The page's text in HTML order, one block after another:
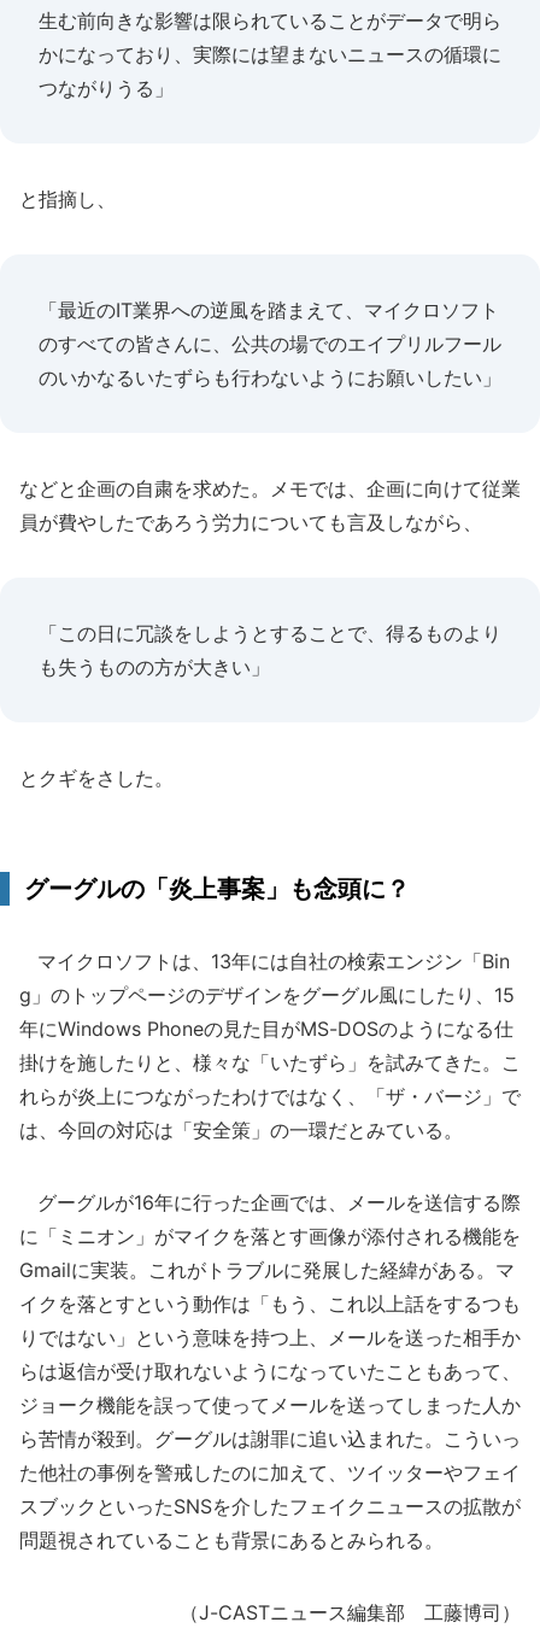
生む前向きな影響は限られていることがデータで明ら
かになっており、実際には望まないニュースの循環に
つながりうる」
と指摘し、
「最近のIT業界への逆風を踏まえて、マイクロソフト
のすべての皆さんに、公共の場でのエイプリルフール
のいかなるいたずらも行わないようにお願いしたい」
などと企画の自粛を求めた。メモでは、企画に向けて従業
員が費やしたであろう労力についても言及しながら、
「この日に冗談をしようとすることで、得るものより
も失うものの方が大きい」
とクギをさした。
グーグルの「炎上事案」も念頭に？
マイクロソフトは、13年には自社の検索エンジン「Bin
g」のトップページのデザインをグーグル風にしたり、15
年にWindows Phoneの見た目がMS-DOSのようになる仕
掛けを施したりと、様々な「いたずら」を試みてきた。こ
れらが炎上につながったわけではなく、「ザ・バージ」で
は、今回の対応は「安全策」の一環だとみている。
グーグルが16年に行った企画では、メールを送信する際
に「ミニオン」がマイクを落とす画像が添付される機能を
Gmailに実装。これがトラブルに発展した経緯がある。マ
イクを落とすという動作は「もう、これ以上話をするつも
りではない」という意味を持つ上、メールを送った相手か
らは返信が受け取れないようになっていたこともあって、
ジョーク機能を誤って使ってメールを送ってしまった人か
ら苦情が殺到。グーグルは謝罪に追い込まれた。こういっ
た他社の事例を警戒したのに加えて、ツイッターやフェイ
スブックといったSNSを介したフェイクニュースの拡散が
問題視されていることも背景にあるとみられる。
（J-CASTニュース編集部 工藤博司）